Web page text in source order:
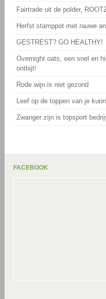
Fairtrade uit de polder,
Herfst stamppot met rauwe
GESTREST? GO HEALTHY!
Overnight oats, een snel en
ontbijt!
Rode wijn is niet gezond
Leef op de toppen van je
Zwanger zijn is topsport
FACEBOOK